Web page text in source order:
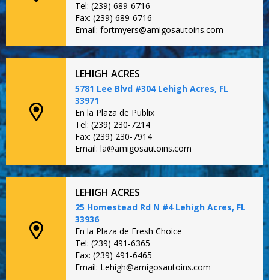
Tel: (239) 689-6716
Fax: (239) 689-6716
Email: fortmyers@amigosautoins.com
LEHIGH ACRES
5781 Lee Blvd #304 Lehigh Acres, FL
33971
En la Plaza de Publix
Tel: (239) 230-7214
Fax: (239) 230-7914
Email: la@amigosautoins.com
LEHIGH ACRES
25 Homestead Rd N #4 Lehigh Acres, FL
33936
En la Plaza de Fresh Choice
Tel: (239) 491-6365
Fax: (239) 491-6465
Email: Lehigh@amigosautoins.com